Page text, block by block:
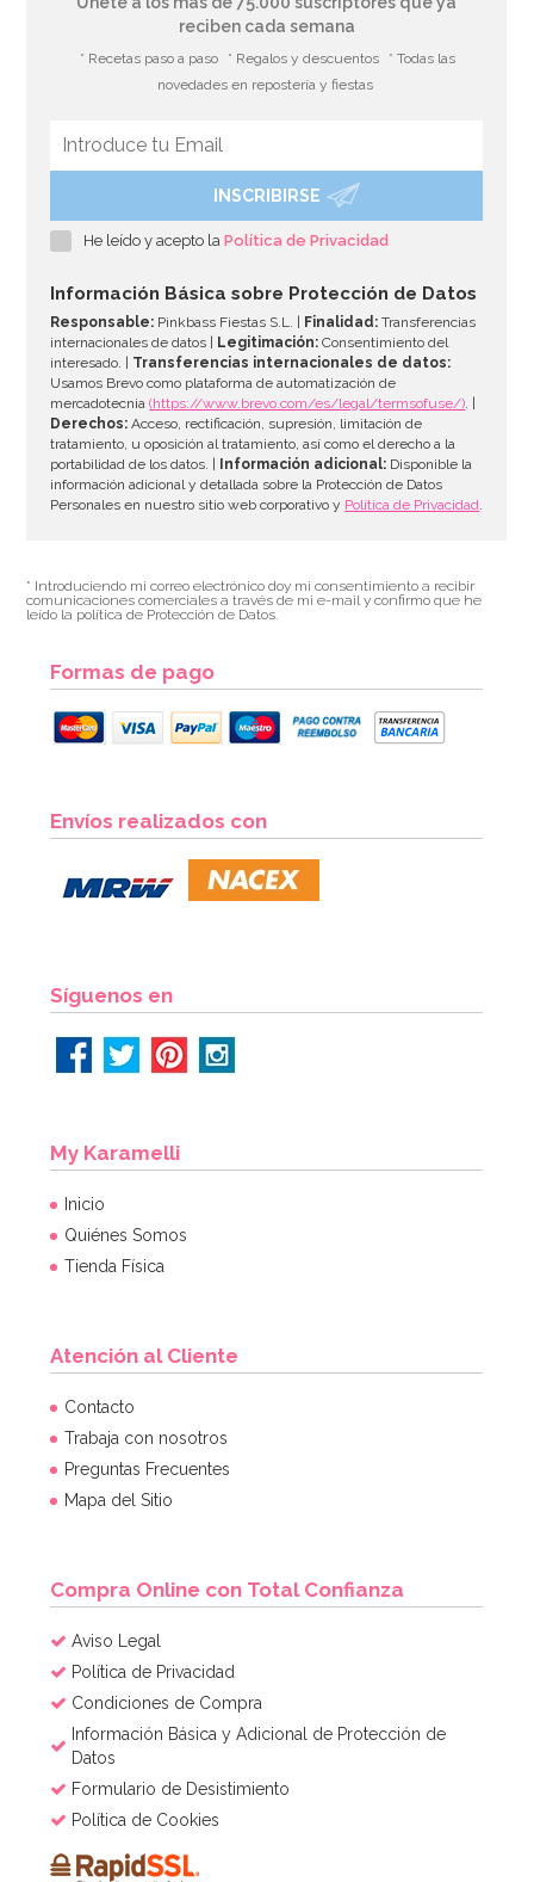
reciben cada semana
* Recetas paso a paso * Regalos y descuentos
* Todas las
novedades en repostería y fiestas
INSCRIBIRSE
He leído y acepto laPolítica de Privacidad
Información Básica sobre Protección de Datos
Responsable: Pinkbass Fiestas S.L. | Finalidad: Transferencias
internacionales de datos |
Legitimación: Consentimiento del
interesado. | Transferencias internacionales de datos:
Usamos Brevo como plataforma de automatización de
mercadotecnia(https://www.brevo.com/es/legal/termsofuse/). |
Derechos: Acceso, rectificación, supresión, limitación de
tratamiento, u oposición al tratamiento, así como el derecho a la
portabilidad de los datos. |
Información adicional: Disponible la
información adicional y detallada sobre la Protección de Datos
Personales en nuestro sitio web corporativo y Política de Privacidad.
* Introduciendo mi correo electrónico doy mi consentimiento a recibir
comunicaciones comerciales a través de mi e-mail y confirmo que he
leído la política de Protección de Datos.
Formas de pago
Envíos realizados con
Síguenos en
My Karamelli
Inicio
Quiénes Somos
Tienda Física
Atención al Cliente
Contacto
Trabaja con nosotros
Preguntas Frecuentes
Mapa del Sitio
Compra Online con Total Confianza
Aviso Legal
Política de Privacidad
Condiciones de Compra
Información Básica y Adicional de Protección de
Datos
Formulario de Desistimiento
Política de Cookies